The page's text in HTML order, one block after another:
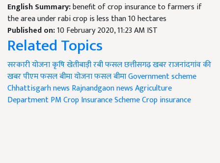
English Summary:benefit of crop insurance to farmers if
the area under rabi crop is less than 10 hectares
Published on:10 February 2020, 11:23 AM IST
Related Topics
सरकारी योजनाकृषिखेतीबाड़ीरबी फसलछत्तीसगढ़ खबरराजनांदगांव की
खबरपीएम फसल बीमा योजनाफसल बीमाGovernment scheme
Chhattisgarh news Rajnandgaon newsAgriculture
DepartmentPM Crop Insurance SchemeCrop insurance